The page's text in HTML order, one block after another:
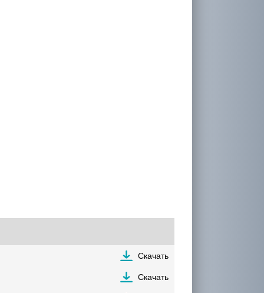
Скачать
Скачать